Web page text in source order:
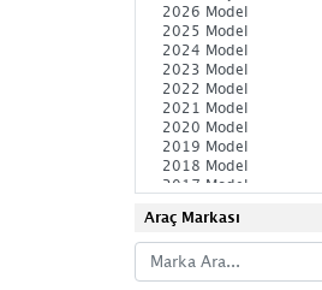
Tavan Lambası
ABS Beyni
ABS Pompası
ABS Sensörü
Airbag (Hava Yastığı)
Airbag Beyni
Araç Markası